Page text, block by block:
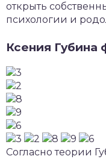
открыть
психологии и
Ксения Губина
Согласно теории